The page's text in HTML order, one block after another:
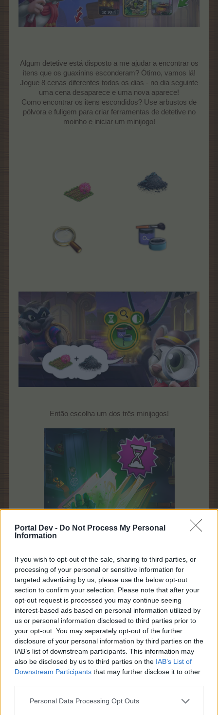
Portal Dev - Do Not Process My Personal
Information
If you wish to opt-out of the sale, sharing to third parties, or
processing of your personal or sensitive information for
targeted advertising by us, please use the below opt-out
section to confirm your selection. Please note that after your
opt-out request is processed you may continue seeing
interest-based ads based on personal information utilized by
us or personal information disclosed to third parties prior to
your opt-out. You may separately opt-out of the further
disclosure of your personal information by third parties on the
IAB’s list of downstream participants. This information may
also be disclosed by us to third parties on the IAB’s List of
Downstream Participants that may further disclose it to other
Personal Data Processing Opt Outs
Algum detetive está disposto a me ajudar a encontrar os
itens que os guaxinins esconderam? Ótimo, vamos lá!
Jogue 8 cenas diferentes todos os dias - no dia seguinte
uma cena desaparece e uma nova aparece!
Como encontrar os itens escondidos? Use arbustos de
pólvora e fuligem para criar ferramentas de detetive no
moinho e iniciar um minijogo!
Então escolha um dos três minijogos!